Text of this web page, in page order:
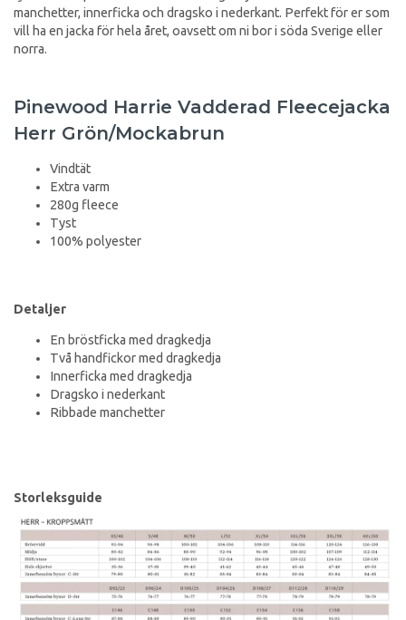
manchetter, innerficka och dragsko i nederkant. Perfekt för er som
vill ha en jacka för hela året, oavsett om ni bor i söda Sverige eller
norra.
Pinewood Harrie Vadderad Fleecejacka
Herr Grön/Mockabrun
Vindtät
Extra varm
280g fleece
Tyst
100% polyester
Detaljer
En bröstficka med dragkedja
Två handfickor med dragkedja
Innerficka med dragkedja
Dragsko i nederkant
Ribbade manchetter
Storleksguide